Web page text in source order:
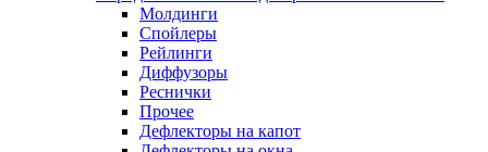
Молдинги
Спойлеры
Рейлинги
Диффузоры
Реснички
Прочее
Дефлекторы на капот